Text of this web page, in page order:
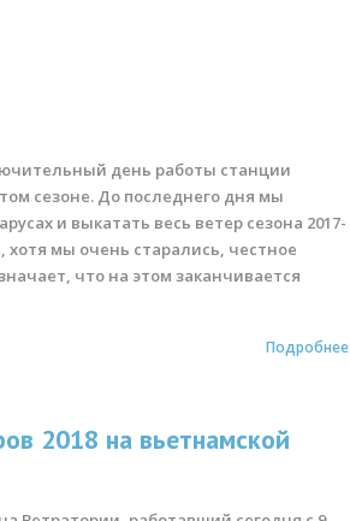
день работы станции
сезоне. До последнего дня мы
и выкатать весь ветер сезона 2017-
хотя мы очень старались, честное
что на этом заканчивается
Подробнее
2018 на вьетнамской